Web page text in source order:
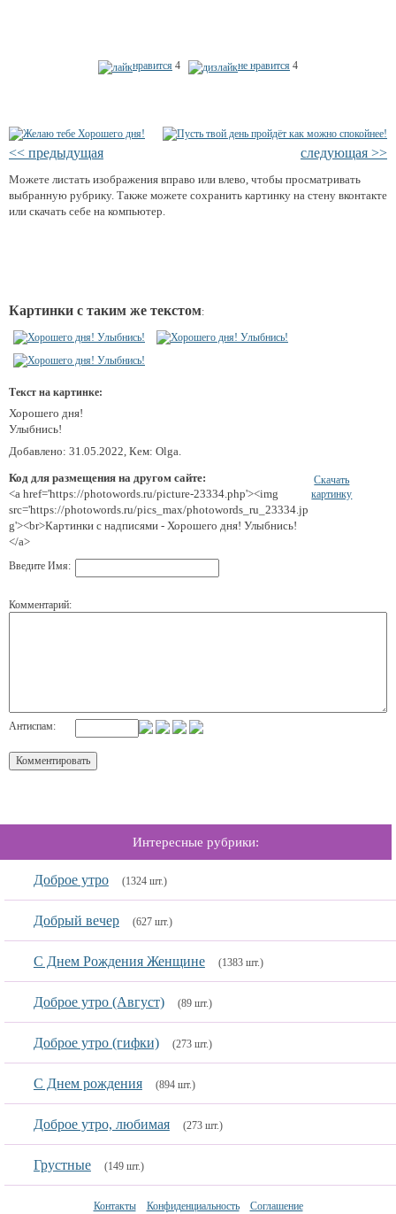
нравится 4 не нравится 4
<< предыдущая следующая >>
Можете листать изображения вправо или влево, чтобы просматривать
выбранную рубрику. Также можете сохранить картинку на стену вконтакте
или скачать себе на компьютер.
Картинки с таким же текстом:
Текст на картинке:
Хорошего дня!
Улыбнись!
Добавлено: 31.05.2022, Кем: Olga.
Код для размещения на другом сайте:
<a href='https://photowords.ru/picture-23334.php'><img
src='https://photowords.ru/pics_max/photowords_ru_23334.jp
g'><br>Картинки с надписями - Хорошего дня! Улыбнись!
</a>
Скачать
картинку
Введите Имя:
Комментарий:
Антиспам:
Интересные рубрики:
Доброе утро (1324 шт.)
Добрый вечер (627 шт.)
С Днем Рождения Женщине (1383 шт.)
Доброе утро (Август) (89 шт.)
Доброе утро (гифки) (273 шт.)
С Днем рождения (894 шт.)
Доброе утро, любимая (273 шт.)
Грустные (149 шт.)
Контакты Конфиденциальность Соглашение